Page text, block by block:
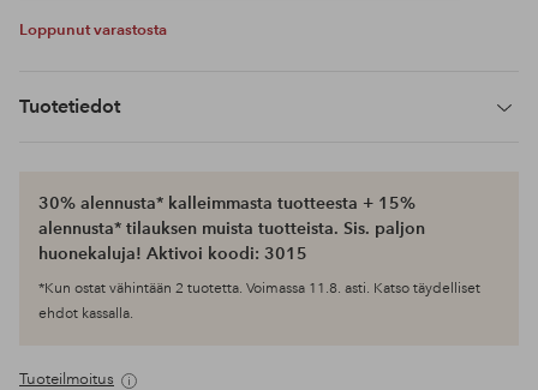
Loppunut varastosta
Tuotetiedot
30% alennusta* kalleimmasta tuotteesta + 15%
alennusta* tilauksen muista tuotteista. Sis. paljon
huonekaluja! Aktivoi koodi: 3015
*Kun ostat vähintään 2 tuotetta. Voimassa 11.8. asti. Katso täydelliset
ehdot kassalla.
Tuoteilmoitus